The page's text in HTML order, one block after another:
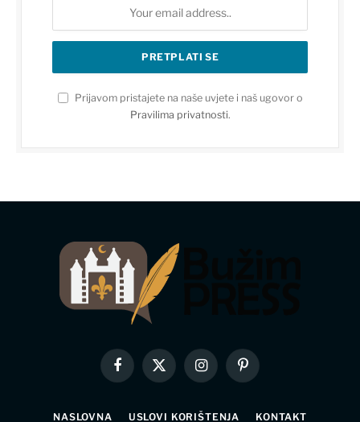
Prijavom pristajete na naše uvjete i naš ugovor o
Pravilima privatnosti.
Facebook
X
(Twitter)
InstagramPinterest
NASLOVNA USLOVI KORIŠTENJA KONTAKT